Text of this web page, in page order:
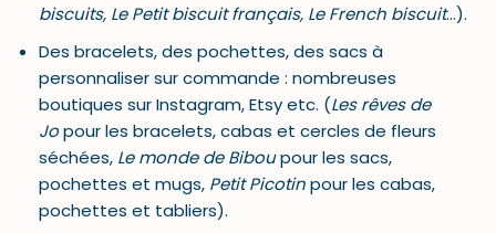
biscuits, Le Petit biscuit français, Le French biscuit…).
Des bracelets, des pochettes, des sacs à
personnaliser sur commande : nombreuses
boutiques sur Instagram, Etsy etc. (Les rêves de
Jopour les bracelets, cabas et cercles de fleurs
séchées, Le monde de Biboupour les sacs,
pochettes et mugs, Petit Picotinpour les cabas,
pochettes et tabliers).